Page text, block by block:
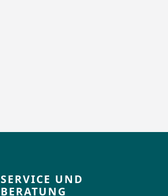
SERVICE UND
BERATUNG